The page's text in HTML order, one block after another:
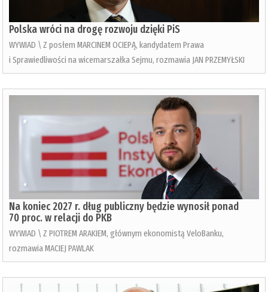
Polska wróci na drogę rozwoju dzięki PiS
WYWIAD \ Z posłem MARCINEM OCIEPĄ, kandydatem Prawa
i Sprawiedliwości na wicemarszałka Sejmu, rozmawia JAN PRZEMYŁSKI
Na koniec 2027 r. dług publiczny będzie wynosił ponad
70 proc. w relacji do PKB
WYWIAD \ Z PIOTREM ARAKIEM, głównym ekonomistą VeloBanku,
rozmawia MACIEJ PAWLAK